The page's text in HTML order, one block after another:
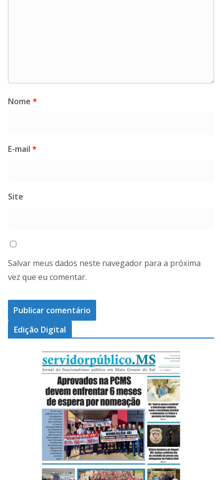
Nome *
E-mail *
Site
Salvar meus dados neste navegador para a próxima
vez que eu comentar.
Edição Digital